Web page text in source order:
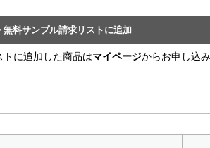
無料サンプル請求リストに追加
に追加した商品はマイページからお申し込